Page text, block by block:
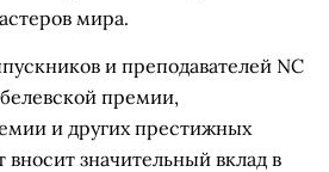
мира.
и преподавателей NC
премии,
и других престижных
вносит значительный вклад в